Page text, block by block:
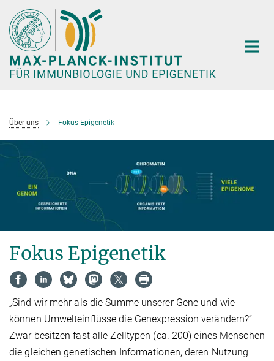
Hauptinhalt
Über uns Fokus Epigenetik
Fokus Epigenetik
„Sind wir mehr als die Summe unserer Gene und wie
können Umwelteinflüsse die Genexpression verändern?“
Zwar besitzen fast alle Zelltypen (ca. 200) eines Menschen
die gleichen genetischen Informationen, deren Nutzung